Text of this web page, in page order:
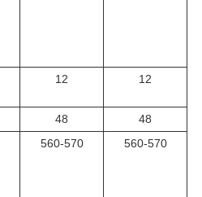
12 12
48
48
560-570 560-570